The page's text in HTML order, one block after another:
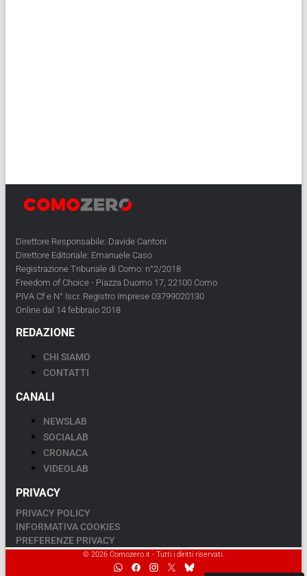
Direttore Responsabile: Davide Cantoni
Direttore Editoriale: Emanuele Caso
Registrazione Tribunale di Como: n°2/2018
Freedom of Choice - Piazza Duomo 17, 22100 Como
PIVA Cf e N° Iscr. Registro Imprese 03799020130
Online dal 14 febbraio 2018
REDAZIONE
CHI SIAMO
CONTATTI
CANALI
NEWSLAB
SOCIALAB
CRONACA
VIDEOLAB
PRIVACY
PRIVACY POLICY
INFORMATIVA COOKIES
PREFERENZE PRIVACY
© 2026 Comozero.it - Tutti i diritti riservati.